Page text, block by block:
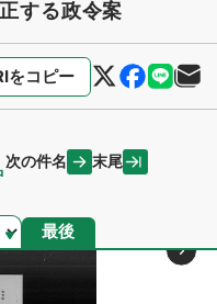
する政令案
をコピー
次の件名 末尾
最後